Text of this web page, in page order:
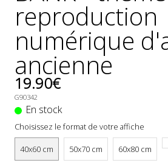
reproduction
numérique
ancienne
19.90€
G90342
En stock
Choisissez le format de votre affiche
40x60 cm 50x70 cm 60x80 cm